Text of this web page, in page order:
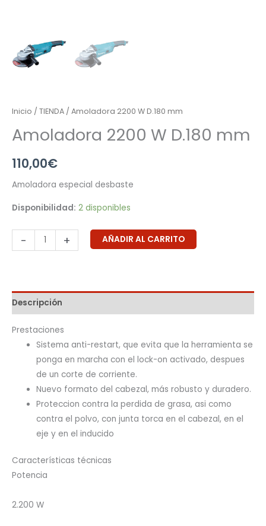
Inicio / TIENDA / Amoladora 2200 W D.180 mm
Amoladora 2200 W D.180 mm
110,00€
Amoladora especial desbaste
Disponibilidad: 2 disponibles
- + AÑADIR AL CARRITO
Descripción
Prestaciones
Sistema anti-restart, que evita que la herramienta se
ponga en marcha con el lock-on activado, despues
de un corte de corriente.
Nuevo formato del cabezal, más robusto y duradero.
Proteccion contra la perdida de grasa, asi como
contra el polvo, con junta torca en el cabezal, en el
eje y en el inducido
Características técnicas
Potencia
2.200 W